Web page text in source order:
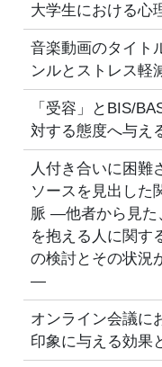
大学生における心
音楽動画のタイト
ンルとストレス軽
「受容」とBIS/
対する態度へ与え
人付き合いに困難
ソースを見出した
脈 ―他者から見た
を抱える人に関す
の検討とその状況
―
オンライン会議に
印象に与える効果